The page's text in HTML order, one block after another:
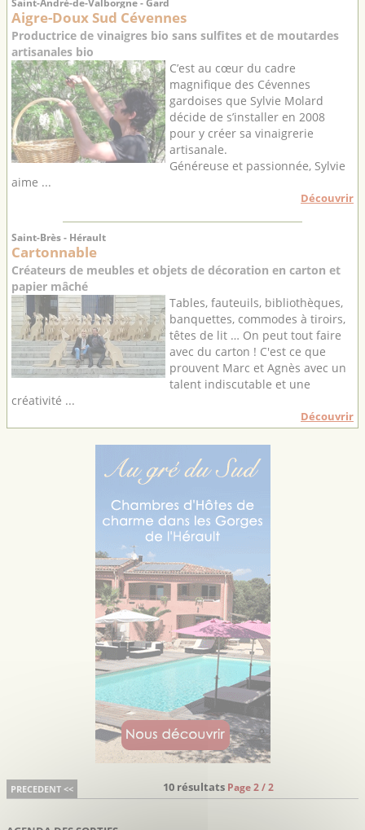
Saint-André-de-Valborgne - Gard
Aigre-Doux Sud Cévennes
Productrice de vinaigres bio sans sulfites et de moutardes
artisanales bio
C’est au cœur du cadre
magnifique des Cévennes
gardoises que Sylvie Molard
décide de s’installer en 2008
pour y créer sa vinaigrerie
artisanale.
Généreuse et passionnée, Sylvie
aime ...
Découvrir
Saint-Brès - Hérault
Cartonnable
Créateurs de meubles et objets de décoration en carton et
papier mâché
Tables, fauteuils, bibliothèques,
banquettes, commodes à tiroirs,
têtes de lit … On peut tout faire
avec du carton ! C'est ce que
prouvent Marc et Agnès avec un
talent indiscutable et une
créativité ...
Découvrir
PRECEDENT << 10 résultats Page 2 / 2